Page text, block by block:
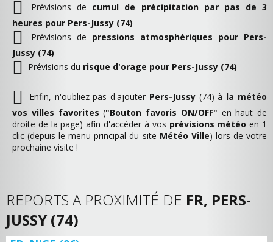
Prévisions de cumul de précipitation par pas de 3
heures pour Pers-Jussy (74)
Prévisions de pressions atmosphériques pour Pers-
Jussy (74)
Prévisions du risque d'orage pour Pers-Jussy (74)
Enfin, n'oubliez pas d'ajouter Pers-Jussy(74) à la météo
vos villes favorites ("Bouton favoris ON/OFF" en haut de
droite de la page) afin d'accéder à vos prévisions météo en 1
clic (depuis le menu principal du site Météo Ville) lors de votre
prochaine visite !
REPORTS A PROXIMITÉ DE FR, PERS-
JUSSY (74)